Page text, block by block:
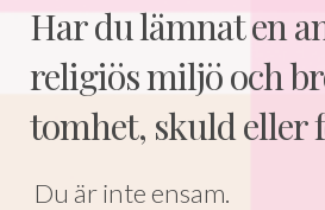
Har du lämnat en
religiös miljö och
tomhet, skuld
Du är inte ensam.